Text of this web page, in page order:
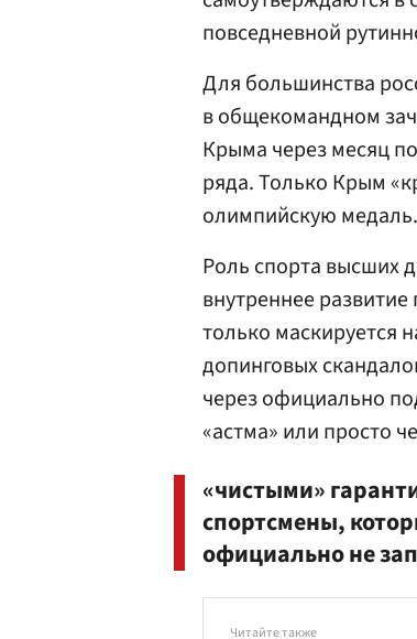
повседневной
Для большинства
в общекомандном
Крыма через месяц
ряда. Только Крым
олимпийскую медаль.
Роль спорта высших
внутреннее
только маскируется
допинговых
через официально
«астма» или просто
«чистыми»
спортсмены,
официально не
Читайте также